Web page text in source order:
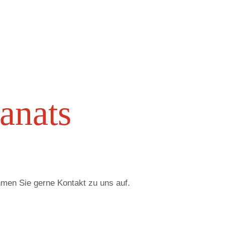
Sie gerne Kontakt zu uns auf.